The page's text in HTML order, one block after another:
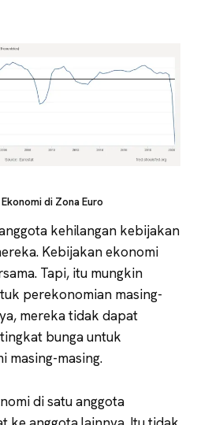
di Zona Euro
kehilangan kebijakan
Kebijakan ekonomi
Tapi, itu mungkin
perekonomian masing-
mereka tidak dapat
bunga untuk
masing-masing.
di satu anggota